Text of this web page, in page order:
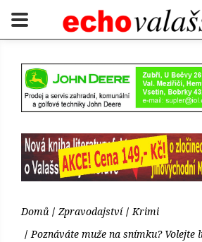
Domů Zpravodajství
Krimi
Poznáváte muže na snímku? Volejte